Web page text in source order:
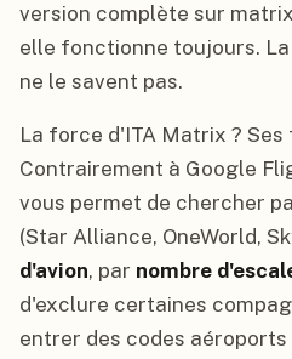
version complète sur
elle fonctionne toujours.
ne le savent pas.
La force d'ITA Matrix ?
Contrairement à Google
vous permet de chercher
(Star Alliance, OneWorld,
d'avion, par nombre
d'exclure certaines
entrer des codes